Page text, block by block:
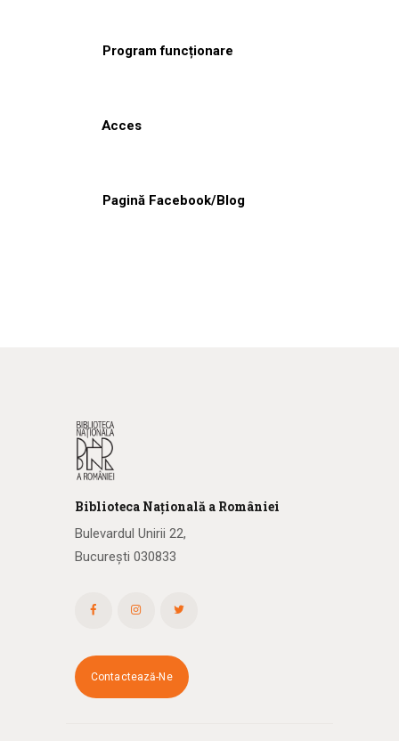
Program funcționare
Acces
Pagină Facebook/Blog
Biblioteca Națională a României
Bulevardul Unirii 22,
București 030833
Contactează-Ne